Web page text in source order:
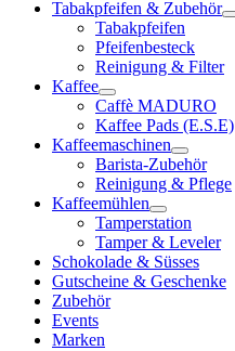
Tabakpfeifen & Zubehör
Tabakpfeifen
Pfeifenbesteck
Reinigung & Filter
Kaffee
Caffè MADURO
Kaffee Pads (E.S.E)
Kaffeemaschinen
Barista-Zubehör
Reinigung & Pflege
Kaffeemühlen
Tamperstation
Tamper & Leveler
Schokolade & Süsses
Gutscheine & Geschenke
Zubehör
Events
Marken